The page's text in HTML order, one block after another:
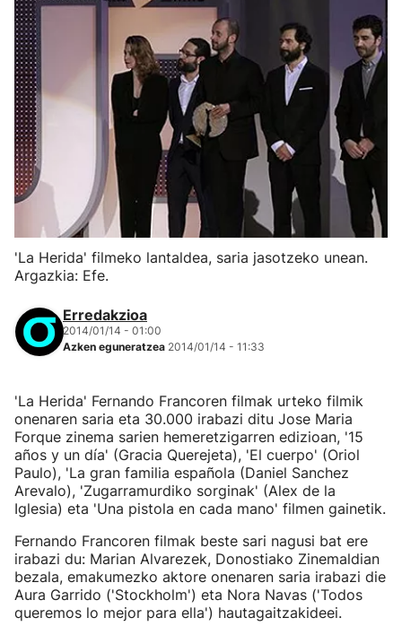
'La Herida' filmeko lantaldea, saria jasotzeko unean.
Argazkia: Efe.
Erredakzioa
2014/01/14 - 01:00
Azken eguneratzea 2014/01/14 - 11:33
'La Herida' Fernando Francoren filmak urteko filmik
onenaren saria eta 30.000 irabazi ditu Jose Maria
Forque zinema sarien hemeretzigarren edizioan, '15
años y un día' (Gracia Querejeta), 'El cuerpo' (Oriol
Paulo), 'La gran familia española (Daniel Sanchez
Arevalo), 'Zugarramurdiko sorginak' (Alex de la
Iglesia) eta 'Una pistola en cada mano' filmen gainetik.
Fernando Francoren filmak beste sari nagusi bat ere
irabazi du: Marian Alvarezek, Donostiako Zinemaldian
bezala, emakumezko aktore onenaren saria irabazi die
Aura Garrido ('Stockholm') eta Nora Navas ('Todos
queremos lo mejor para ella') hautagaitzakideei.